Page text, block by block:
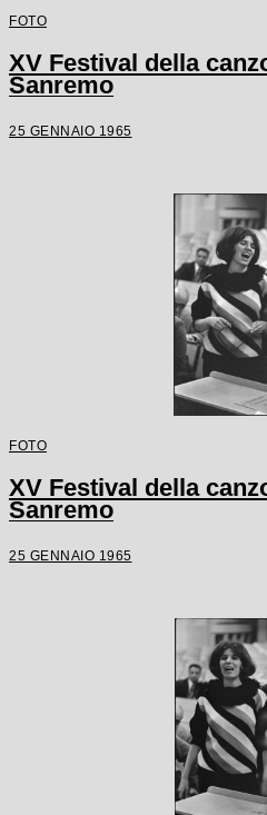
FOTO
XV Festival della
Sanremo
25 GENNAIO 1965
FOTO
XV Festival della
Sanremo
25 GENNAIO 1965